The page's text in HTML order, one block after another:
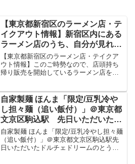
【東京都新宿区のラーメン店・テ
イクアウト情報】新宿区内にある
ラーメン店のうち、自分が見れる
範囲でTwitterを確認。店頭でお持
ち帰り・テイクアウトメニューを
提供しているお店をまとめていま
【東京都新宿区のラーメン店・テイクア
ウト情報】このご時勢なので、店頭持ち
帰り販売を開始しているラーメン店を自
区・台東区・荒川区・北区・文京区・豊
島区・新宿区にあるラーメ...
自家製麺 ほんま「限定/豆乳冷や
し担々麺（追い飯付）」＠東京都
文京区駒込駅 先日いただいたド
ルチェドリームのとうもろこしの
冷やしに続いて今回は冷やしの
担々麺を。辛味もありますが豆乳
自家製麺 ほんま「限定/豆乳冷やし担々麺
（追い飯付）」＠東京都文京区駒込駅先
日いただいたドルチェドリームのとうも